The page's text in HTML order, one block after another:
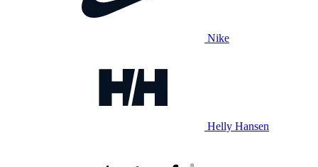
Nike
Helly Hansen